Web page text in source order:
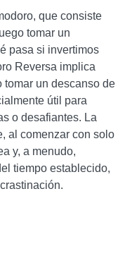
que consiste
tomar un
pasa si invertimos
Reversa implica
tomar un descanso de
útil para
o desafiantes. La
al comenzar con solo
y, a menudo,
tiempo establecido,